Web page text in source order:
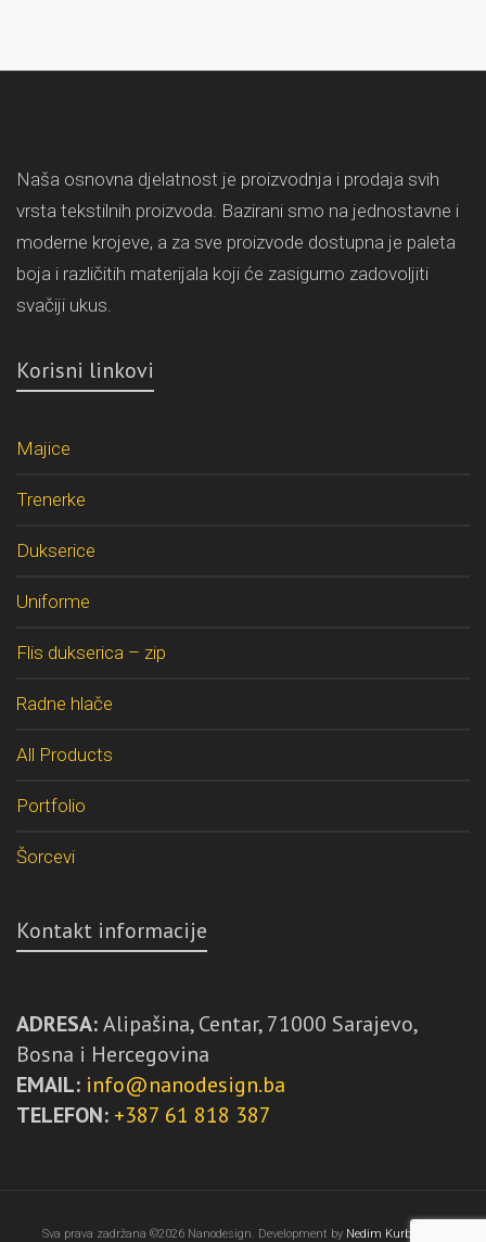
Naša osnovna djelatnost je proizvodnja i prodaja svih
vrsta tekstilnih proizvoda. Bazirani smo na jednostavne i
moderne krojeve, a za sve proizvode dostupna je paleta
boja i različitih materijala koji će zasigurno zadovoljiti
svačiji ukus.
Korisni linkovi
Majice
Trenerke
Dukserice
Uniforme
Flis dukserica – zip
Radne hlače
All Products
Portfolio
Šorcevi
Kontakt informacije
ADRESA:Alipašina, Centar, 71000 Sarajevo,
Bosna i Hercegovina
EMAIL: info@nanodesign.ba
TELEFON: +387 61 818 387
Sva prava zadržana ©2026 Nanodesign. Development by Nedim Kurbegović